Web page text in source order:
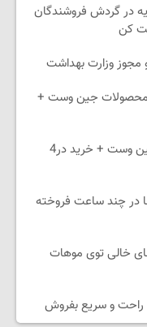
در گردش فروشندگان
کن
وزارت بهداشت
محصولات جین وست +
70% تخفیف ویژه جین وست + خرید در4
در چند ساعت فروخته
خالی توی موهات
راحت و سریع بفروش